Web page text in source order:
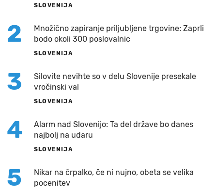
SLOVENIJA
2
Množično zapiranje priljubljene trgovine: Zaprli
bodo okoli 300 poslovalnic
SLOVENIJA
3
Silovite nevihte so v delu Slovenije presekale
vročinski val
SLOVENIJA
4
Alarm nad Slovenijo: Ta del države bo danes
najbolj na udaru
SLOVENIJA
5
Nikar na črpalko, če ni nujno, obeta se velika
pocenitev